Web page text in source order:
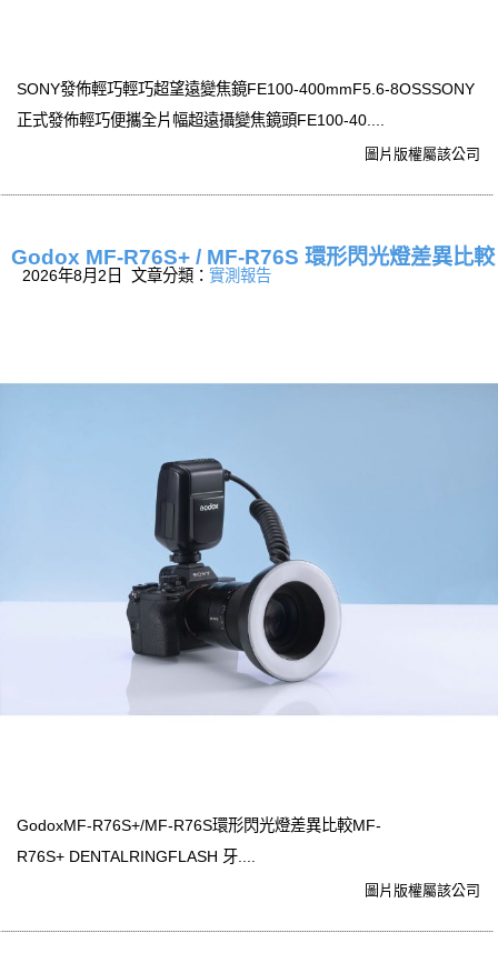
SONY發佈輕巧輕巧超望遠變焦鏡FE100-400mmF5.6-8OSSSONY
正式發佈輕巧便攜全片幅超遠攝變焦鏡頭FE100-40....
圖片版權屬該公司
Godox MF-R76S+ / MF-R76S 環形閃光燈差異比較
2026年8月2日 文章分類： 實測報告
GodoxMF-R76S+/MF-R76S環形閃光燈差異比較MF-
R76S+ DENTALRINGFLASH 牙....
圖片版權屬該公司